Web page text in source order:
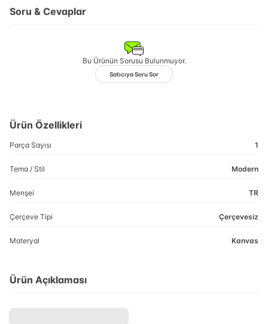
Soru & Cevaplar
Bu Ürünün Sorusu Bulunmuyor.
Satıcıya Soru Sor
Ürün Özellikleri
Parça Sayısı 1
Tema / Stil Modern
Menşei TR
Çerçeve Tipi Çerçevesiz
Materyal Kanvas
Ürün Açıklaması